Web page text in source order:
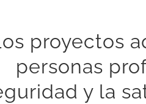
proyectos
personas
y la